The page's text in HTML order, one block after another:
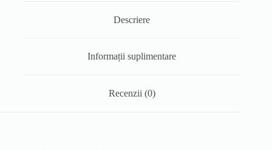
Descriere
Informații suplimentare
Recenzii (0)